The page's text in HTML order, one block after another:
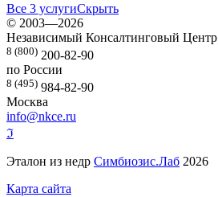
Все 3 услугиСкрыть
© 2003—2026
Независимый Консалтинговый Центр
8 (800) 200-82-90
по России
8 (495) 984-82-90
Москва
info@nkce.ru
ℑ
Эталон из недр Симбиозис.Лаб 2026
Карта сайта